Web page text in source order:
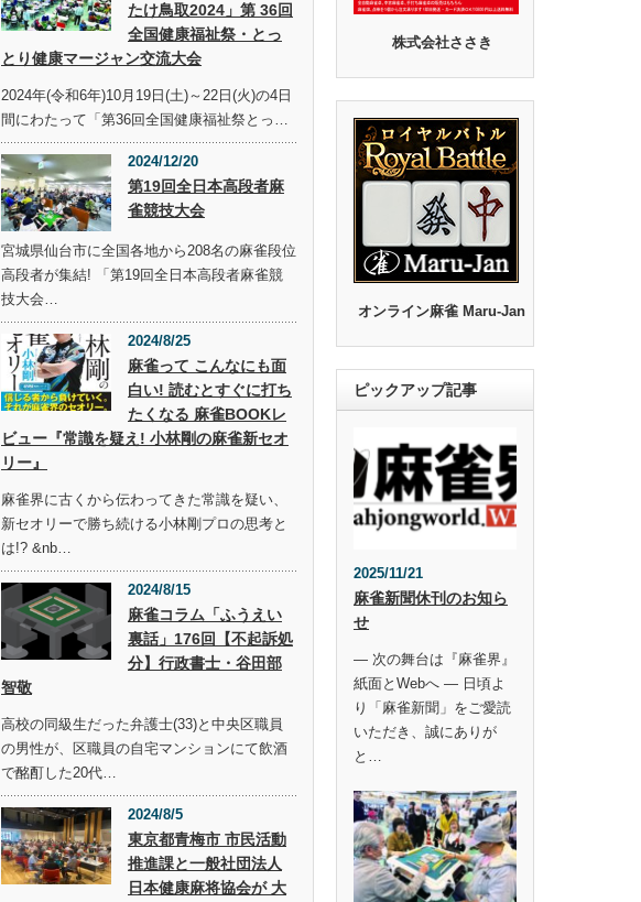
たけ鳥取2024」第 36回
全国健康福祉祭・とっ
とり健康マージャン交流大会
2024年(令和6年)10月19日(土)～22日(火)の4日
間にわたって「第36回全国健康福祉祭とっ…
2024/12/20
第19回全日本高段者麻
雀競技大会
宮城県仙台市に全国各地から208名の麻雀段位
高段者が集結! 「第19回全日本高段者麻雀競
技大会…
2024/8/25
麻雀って こんなにも面
白い! 読むとすぐに打ち
たくなる 麻雀BOOKレ
ビュー『常識を疑え! 小林剛の麻雀新セオ
リー』
麻雀界に古くから伝わってきた常識を疑い、
新セオリーで勝ち続ける小林剛プロの思考と
は!? &nb…
2024/8/15
麻雀コラム「ふうえい
裏話」176回【不起訴処
分】行政書士・谷田部
智敬
高校の同級生だった弁護士(33)と中央区職員
の男性が、区職員の自宅マンションにて飲酒
で酩酊した20代…
2024/8/5
東京都青梅市 市民活動
推進課と一般社団法人
日本健康麻将協会が 大
株式会社ささき
オンライン麻雀 Maru-Jan
ピックアップ記事
2025/11/21
麻雀新聞休刊のお知ら
せ
― 次の舞台は『麻雀界』
紙面とWebへ ― 日頃よ
り「麻雀新聞」をご愛読
いただき、誠にありが
と…